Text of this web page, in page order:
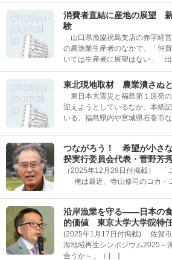
消費者直結に産地の展望
験
山口県漁協祝島支店の赤字経
の農漁業生産者のなかで、「仲
いては生産者に展望はない」「
東北現地取材 農業潰さぬ
東日本大震災と福島第１原発
迎えようとしているなか、本紙
いる。福島県内や宮城県石巻市
つながろう！ 希望が小さ
揆実行委員会代表・菅野芳
（2025年12月29日付掲載） 「
俺は最近、寺山修司のコカ・
沿岸漁業を守る――日本の
的価値 東京大学大学院特
(2025年1月17日付掲載) 佐賀市
海地域再生シンポジウム2025～
合うか～」（ […]